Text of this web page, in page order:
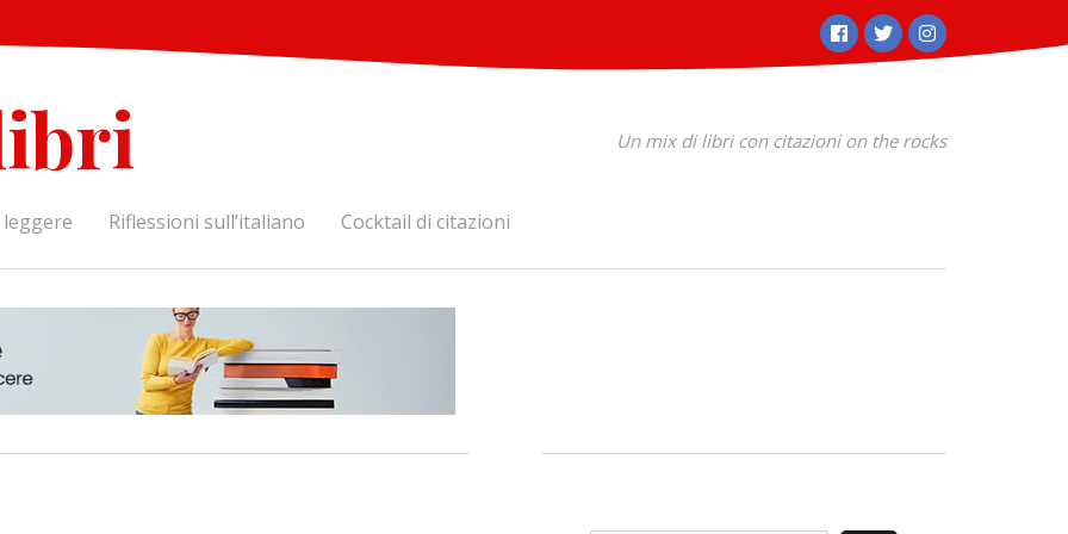
FacebookTwitterInstagram
Un mix di libri con citazioni on the rocks
leggere Riflessioni sull’italiano Cocktail di citazioni